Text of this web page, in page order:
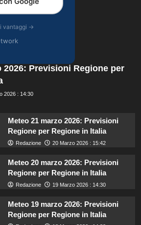
vantaggi →
2026: Previsioni Regione per
2026 : 14:30
Meteo 21 marzo 2026: Previsioni
Regione per Regione in Italia
Redazione 20 Marzo 2026 : 15:42
Meteo 20 marzo 2026: Previsioni
Regione per Regione in Italia
Redazione 19 Marzo 2026 : 14:30
Meteo 19 marzo 2026: Previsioni
Regione per Regione in Italia